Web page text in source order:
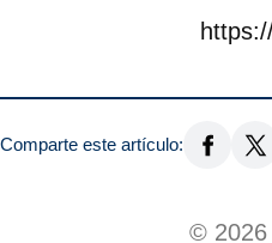
Comparte este artículo:
© 2026